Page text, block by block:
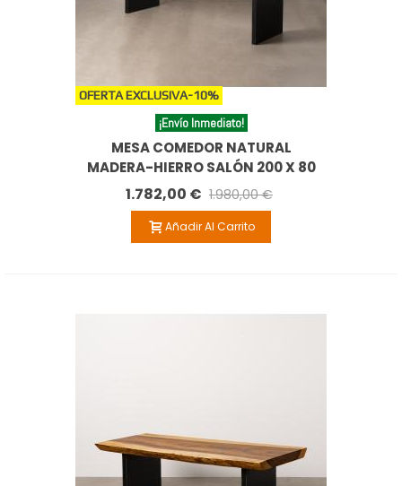
OFERTA EXCLUSIVA-10%
¡Envío Inmediato!
MESA COMEDOR NATURAL
MADERA-HIERRO SALÓN 200 X 80
X 80 CM
1.782,00 € 1.980,00 €
Añadir Al Carrito